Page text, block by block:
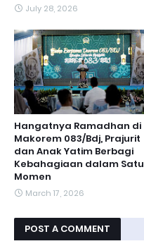
July 28, 2026
Hangatnya Ramadhan di
Makorem 083/Bdj, Prajurit
dan Anak Yatim Berbagi
Kebahagiaan dalam Satu
Momen
March 17, 2026
POST A COMMENT